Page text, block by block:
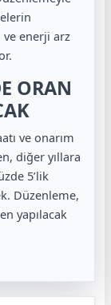
ve enerji arz
ORAN
ve onarım
diğer yıllara
5’lik
Düzenleme,
yapılacak